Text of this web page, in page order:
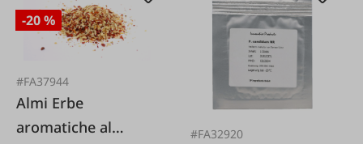
-20 %
#FA37944
Almi Erbe
aromatiche al
#FA32920